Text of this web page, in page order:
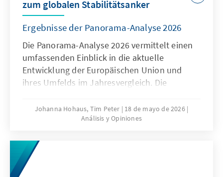
zum globalen Stabilitätsanker
Ergebnisse der Panorama-Analyse 2026
Die Panorama-Analyse 2026 vermittelt einen
umfassenden Einblick in die aktuelle
Entwicklung der Europäischen Union und
ihres Umfelds im Jahresvergleich. Die
multithematische Standortbestimmung in
den Bereichen Innovation und
Ausrichtung der Mitgliedstaaten und Globales
Umfeld. Durch die Verwendung qualitativer
und quantitativer Indikatoren gibt sie
Johanna Hohaus, Tim Peter
18 de mayo de 2026
Análisis y Opiniones